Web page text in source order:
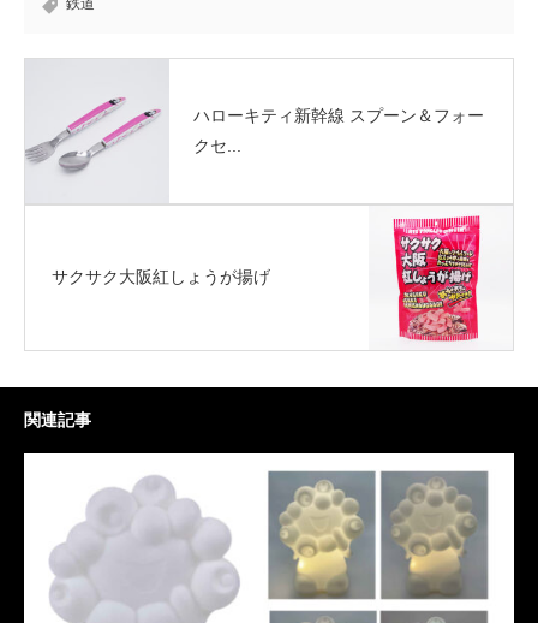
ハローキティ新幹線 スプーン＆フォー
クセ...
サクサク大阪紅しょうが揚げ
関連記事